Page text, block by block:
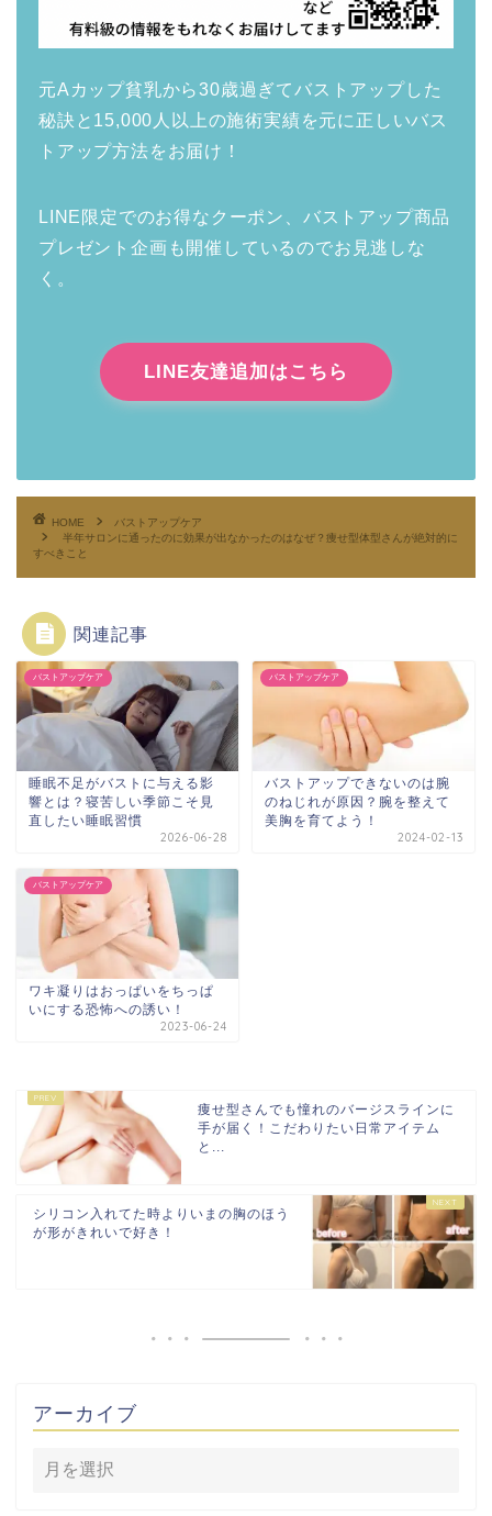
元Aカップ貧乳から30歳過ぎてバストアップした
秘訣と15,000人以上の施術実績を元に正しいバス
トアップ方法をお届け！
LINE限定でのお得なクーポン、バストアップ商品
プレゼント企画も開催しているのでお見逃しな
く。
LINE友達追加はこちら
HOME
バストアップケア
半年サロンに通ったのに効果が出なかったのはなぜ？痩せ型体型さんが絶対的に
すべきこと
関連記事
バストアップケア
睡眠不足がバストに与える影
響とは？寝苦しい季節こそ見
直したい睡眠習慣
2026-06-28
バストアップケア
バストアップできないのは腕
のねじれが原因？腕を整えて
美胸を育てよう！
2024-02-13
バストアップケア
ワキ凝りはおっぱいをちっぱ
いにする恐怖への誘い！
2023-06-24
痩せ型さんでも憧れのバージスラインに
手が届く！こだわりたい日常アイテム
と...
シリコン入れてた時よりいまの胸のほう
が形がきれいで好き！
アーカイブ